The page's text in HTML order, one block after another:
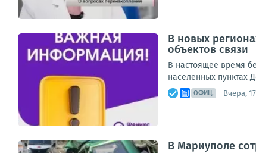
В новых
объектов связи
В настоящее время
населенных пунктах
ОФИЦ. Вчера,
В Мариуполе